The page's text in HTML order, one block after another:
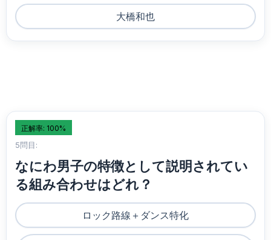
大橋和也
正解率: 100%
5問目:
なにわ男子の特徴として説明されてい
る組み合わせはどれ？
ロック路線＋ダンス特化